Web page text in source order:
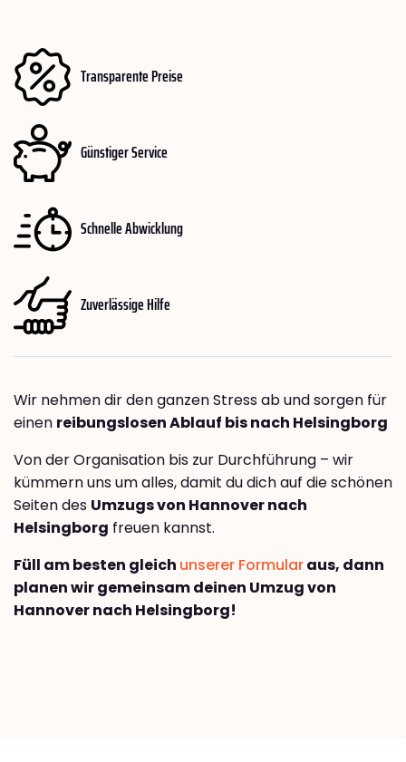
Transparente Preise
Günstiger Service
Schnelle Abwicklung
Zuverlässige Hilfe
Wir nehmen dir den ganzen Stress ab und sorgen für
einen reibungslosen Ablauf bis nach Helsingborg
Von der Organisation bis zur Durchführung – wir
kümmern uns um alles, damit du dich auf die schönen
Seiten des Umzugs von Hannover nach
Helsingborg freuen kannst.
Füll am besten gleich unserer Formularaus, dann
planen wir gemeinsam deinen Umzug von
Hannover nach Helsingborg!